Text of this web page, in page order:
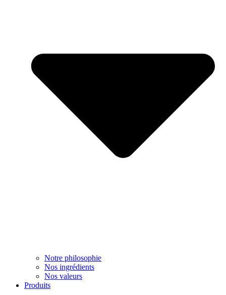
Notre philosophie
Nos ingrédients
Nos valeurs
Produits